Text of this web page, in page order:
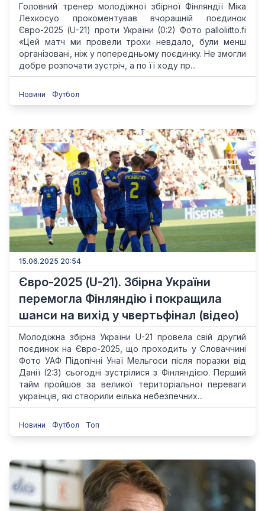
Головний тренер молодіжної збірної Фінляндії Міка
Лехкосуо прокоментував вчорашній поєдинок
Євро-2025 (U-21) проти України (0:2) Фото palloliitto.fi
«Цей матч ми провели трохи невдало, були менш
організовані, ніж у попередньому поєдинку. Не змогли
добре розпочати зустріч, а по її ходу пр...
Новини Футбол
15.06.2025 20:54
Євро-2025 (U-21). Збірна України
перемогла Фінляндію і покращила
шанси на вихід у чвертьфінал (відео)
Молодіжна збірна України U-21 провела свій другий
поєдинок на Євро-2025, що проходить у Словаччині
Фото УАФ Підопічні Унаї Мельгоси після поразки від
Данії (2:3) сьогодні зустрілися з Фінляндією. Перший
тайм пройшов за великої територіальної переваги
українців, які створили еілька небезпечних...
Новини Футбол Топ